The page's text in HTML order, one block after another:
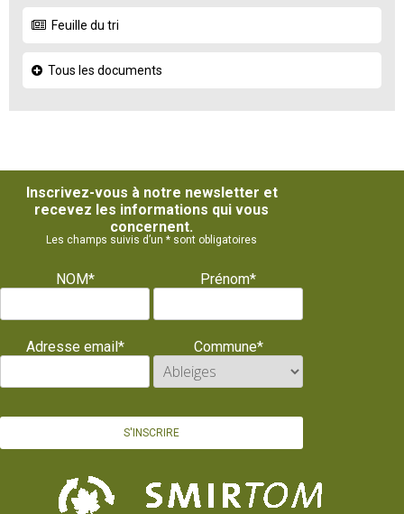
Feuille du tri
Tous les documents
Inscrivez-vous à notre newsletter et
recevez les informations qui vous
concernent.
Les champs suivis d’un * sont obligatoires
NOM* Prénom*
Adresse email* Commune*